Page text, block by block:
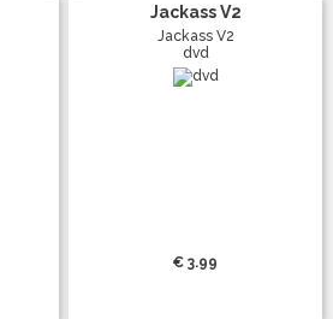
Jackass V2
Jackass V2
dvd
€ 3.99